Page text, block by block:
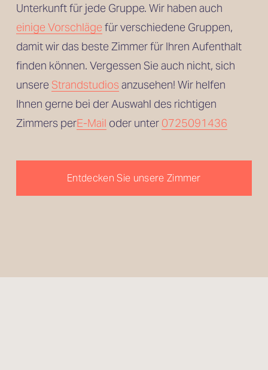
einige Vorschläge für verschiedene Gruppen,
damit wir das beste Zimmer für Ihren Aufenthalt
finden können. Vergessen Sie auch nicht, sich
unsere Strandstudios anzusehen! Wir helfen
Ihnen gerne bei der Auswahl des richtigen
Zimmers perE-Mail oder unter 0725091436
Entdecken Sie unsere Zimmer